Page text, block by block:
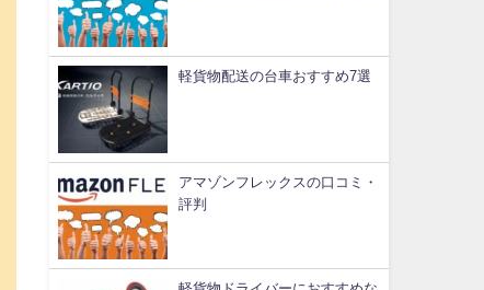
軽貨物配送の台車おすすめ7選
アマゾンフレックスの口コミ・
評判